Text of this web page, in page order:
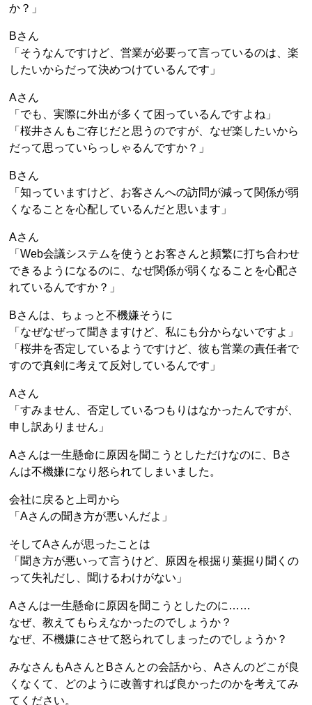
か？」
Bさん
「そうなんですけど、営業が必要って言っているのは、楽
したいからだって決めつけているんです」
Aさん
「でも、実際に外出が多くて困っているんですよね」
「桜井さんもご存じだと思うのですが、なぜ楽したいから
だって思っていらっしゃるんですか？」
Bさん
「知っていますけど、お客さんへの訪問が減って関係が弱
くなることを心配しているんだと思います」
Aさん
「Web会議システムを使うとお客さんと頻繁に打ち合わせ
できるようになるのに、なぜ関係が弱くなることを心配さ
れているんですか？」
Bさんは、ちょっと不機嫌そうに
「なぜなぜって聞きますけど、私にも分からないですよ」
「桜井を否定しているようですけど、彼も営業の責任者で
すので真剣に考えて反対しているんです」
Aさん
「すみません、否定しているつもりはなかったんですが、
申し訳ありません」
Aさんは一生懸命に原因を聞こうとしただけなのに、Bさ
んは不機嫌になり怒られてしまいました。
会社に戻ると上司から
「Aさんの聞き方が悪いんだよ」
そしてAさんが思ったことは
「聞き方が悪いって言うけど、原因を根掘り葉掘り聞くの
って失礼だし、聞けるわけがない」
Aさんは一生懸命に原因を聞こうとしたのに……
なぜ、教えてもらえなかったのでしょうか？
なぜ、不機嫌にさせて怒られてしまったのでしょうか？
みなさんもAさんとBさんとの会話から、Aさんのどこが良
くなくて、どのように改善すれば良かったのかを考えてみ
てください。